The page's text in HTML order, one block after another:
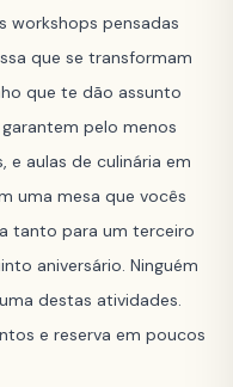
workshops pensadas
que se transformam
que te dão assunto
pelo menos
e aulas de culinária em
uma mesa que vocês
tanto para um terceiro
aniversário. Ninguém
destas atividades.
e reserva em poucos